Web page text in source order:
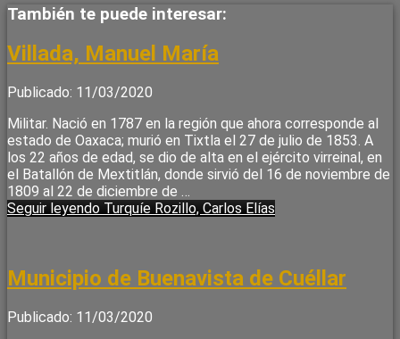
También te puede interesar:
Villada, Manuel María
Publicado: 11/03/2020
Militar. Nació en 1787 en la región que ahora corresponde al
estado de Oaxaca; murió en Tixtla el 27 de julio de 1853. A
los 22 años de edad, se dio de alta en el ejército virreinal, en
el Batallón de Mextitlán, donde sirvió del 16 de noviembre de
1809 al 22 de diciembre de …
Seguir leyendo Turquíe Rozillo, Carlos Elías
Municipio de Buenavista de Cuéllar
Publicado: 11/03/2020